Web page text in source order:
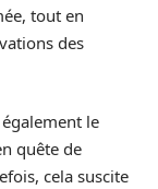
tout en
des
le
quête de
cela suscite